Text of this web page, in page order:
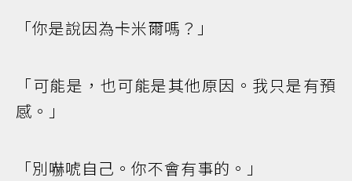
「你是說因為卡米爾嗎？」
「可能是，也可能是其他原因。我只是有預
感。」
「別嚇唬自己。你不會有事的。」